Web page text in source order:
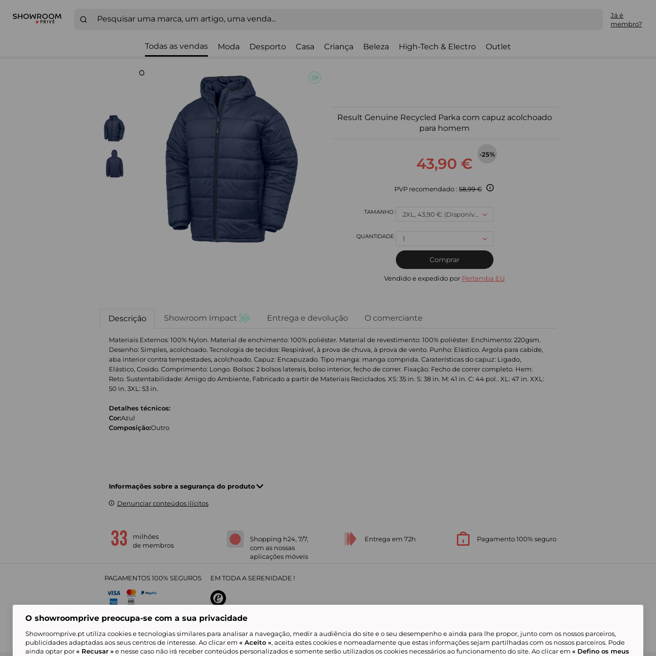
Já é
membro?
Todas as vendas Moda Desporto Casa Criança Beleza High-Tech & Electro Outlet
Result Genuine Recycled Parka com capuz acolchoado
para homem
43,90 €
-25%
PVP recomendado :58,99 €
2XL, 43,90 €: (Disponível)
1
Comprar
Vendido e expedido por Pertemba EU
Descrição Showroom Impact Entrega e devolução O comerciante
Materiais Externos: 100% Nylon. Material de enchimento: 100% poliéster. Material de revestimento: 100% poliéster. Enchimento: 220gsm.
Desenho: Simples, acolchoado. Tecnologia de tecidos: Respirável, à prova de chuva, à prova de vento. Punho: Elástico. Argola para cabide,
aba interior contra tempestades, acolchoado. Capuz: Encapuzado. Tipo manga: manga comprida. Caraterísticas do capuz: Ligado,
Elástico, Cosido. Comprimento: Longo. Bolsos: 2 bolsos laterais, bolso interior, fecho de correr. Fixação: Fecho de correr completo. Hem:
Reto. Sustentabilidade: Amigo do Ambiente, Fabricado a partir de Materiais Reciclados. XS: 35 in. S: 38 in. M: 41 in. C: 44 pol.. XL: 47 in. XXL:
50 in. 3XL: 53 in.
Detalhes técnicos:
Cor:Azul
Composição:Outro
Informações sobre a segurança do produto
Denunciar conteúdos ilícitos
milhões
de membros
Shopping h24, 7/7,
com as nossas
aplicações móveis
Entrega em 72h Pagamento 100% seguro
PAGAMENTOS 100% SEGUROS EM TODA A SERENIDADE !
4,31/5 sobre
O showroomprive preocupa-se com a sua privacidade
Showroomprive.pt utiliza cookies e tecnologias similares para analisar a navegação, medir a audiência do site e o seu desempenho e ainda para lhe propor, junto com os nossos parceiros,
publicidades adaptadas aos seus centros de interesse. Ao clicar em « Aceito », aceita estes cookies e nomeadamente que estas informações sejam partilhadas com os nossos parceiros. Pode
ainda optar por« Recusar »e nesse caso não irá receber conteúdos personalizados e somente serão utilizados os cookies necessários ao funcionamento do site. Ao clicar em « Defino os meus